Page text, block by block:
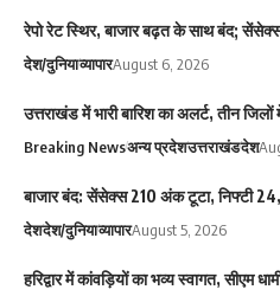
रेपो रेट स्थिर, बाजार बढ़त के साथ बंद;
देश/दुनियाव्यापारAugust 6, 2026
उत्तराखंड में भारी बारिश का अलर्ट, तीन
Breaking Newsअन्य प्रदेशउत्तराखंडदेश
बाजार बंद: सेंसेक्स 210 अंक टूटा, निफ्टी
देशदेश/दुनियाव्यापारAugust 5, 2026
हरिद्वार में कांवड़ियों का भव्य स्वागत, सीएम